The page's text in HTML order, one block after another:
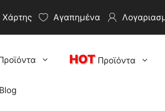
Χάρτης Αγαπημένα
HOTΠροϊόντα
Blog